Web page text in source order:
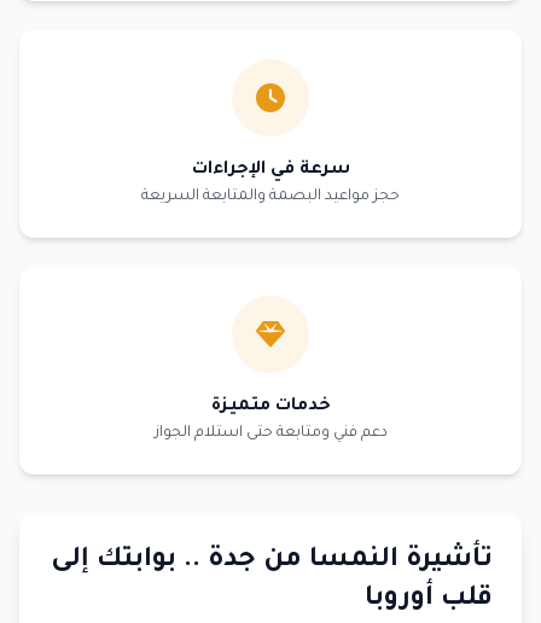
سرعة في الإجراءات
حجز مواعيد البصمة والمتابعة السريعة
خدمات متميزة
دعم فني ومتابعة حتى استلام الجواز
تأشيرة النمسا من جدة .. بوابتك إلى
قلب أوروبا